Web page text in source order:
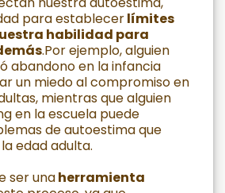
para establecerlímites
habilidad para
.Por ejemplo, alguien
abandono en la infancia
un miedo al compromiso en
mientras que alguien
en la escuela puede
de autoestima que
edad adulta.
ser unaherramienta